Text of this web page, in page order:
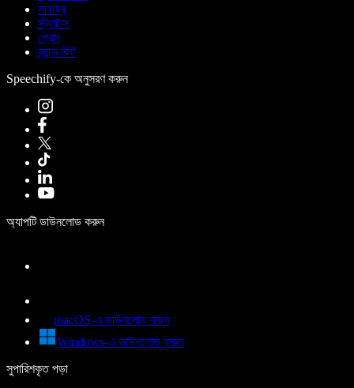
সাহায্য
স্ট্যাটাস
প্রেস
ব্র্যান্ড কিট
Speechify-কে অনুসরণ করুন
অ্যাপটি ডাউনলোড করুন
macOS-এ ডাউনলোড করুন
Windows-এ ডাউনলোড করুন
সুপারিশকৃত পড়া